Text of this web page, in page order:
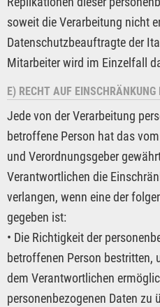
soweit die Verarbeitung nicht
Datenschutzbeauftragte der
Mitarbeiter wird im Einzelfall
E) RECHT AUF EINSCHRÄNKUNG
Jede von der Verarbeitung
betroffene Person hat das
und Verordnungsgeber
Verantwortlichen die
verlangen, wenn eine der
gegeben ist:
• Die Richtigkeit der
betroffenen Person bestritten,
dem Verantwortlichen
personenbezogenen Daten zu